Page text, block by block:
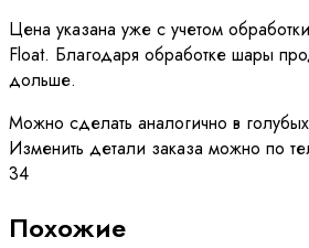
Цена указана уже с учетом
Float. Благодаря обработке шары
дольше.
Можно сделать аналогично в
Изменить детали заказа можно по
34
Похожие